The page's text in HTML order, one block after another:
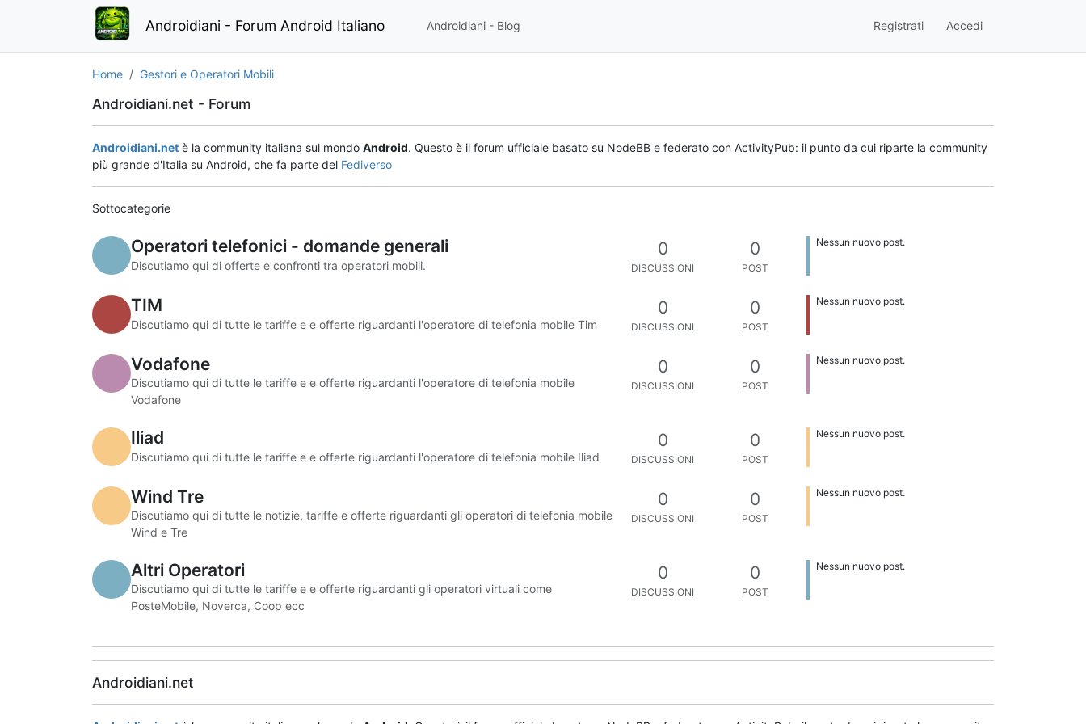
Androidiani - Forum Android Italiano Androidiani - Blog Registrati Accedi
Home Gestori e Operatori Mobili
Androidiani.net - Forum
Androidiani.net è la community italiana sul mondo Android. Questo è il forum ufficiale basato su NodeBB e federato con ActivityPub: il punto da cui riparte la community
più grande d'Italia su Android, che fa parte del Fediverso
Sottocategorie
Operatori telefonici - domande generali
Discutiamo qui di offerte e confronti tra operatori mobili.
0
DISCUSSIONI
0
POST
Nessun nuovo post.
TIM
Discutiamo qui di tutte le tariffe e e offerte riguardanti l'operatore di telefonia mobile Tim
0
DISCUSSIONI
0
POST
Nessun nuovo post.
Vodafone
Discutiamo qui di tutte le tariffe e e offerte riguardanti l'operatore di telefonia mobile
Vodafone
0
DISCUSSIONI
0
POST
Nessun nuovo post.
Iliad
Discutiamo qui di tutte le tariffe e e offerte riguardanti l'operatore di telefonia mobile Iliad
0
DISCUSSIONI
0
POST
Nessun nuovo post.
Wind Tre
Discutiamo qui di tutte le notizie, tariffe e offerte riguardanti gli operatori di telefonia mobile
Wind e Tre
0
DISCUSSIONI
0
POST
Nessun nuovo post.
Altri Operatori
Discutiamo qui di tutte le tariffe e e offerte riguardanti gli operatori virtuali come
PosteMobile, Noverca, Coop ecc
0
DISCUSSIONI
0
POST
Nessun nuovo post.
Androidiani.net